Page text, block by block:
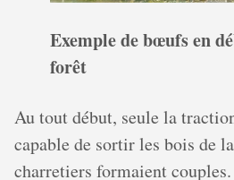
Exemple de bœufs en
forêt
Au tout début, seule la
capable de sortir les bois de
charretiers formaient